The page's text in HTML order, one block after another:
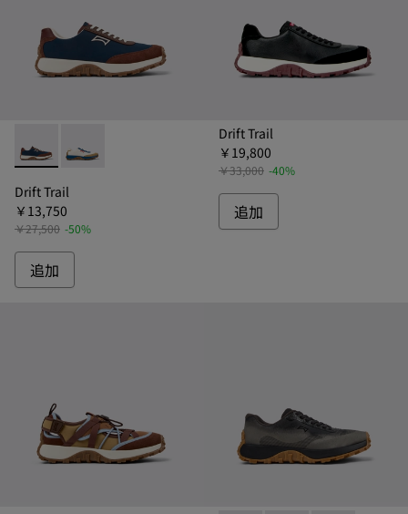
Drift Trail - K100864-051 - ドリフトトレイル スニーカー メ
Drift Trail - K100864-048 - ドリフトトレイル スニー
Drift Trail
￥13,750
￥27,500 -50%
追加
Drift Trail
￥19,800
￥33,000 -40%
追加